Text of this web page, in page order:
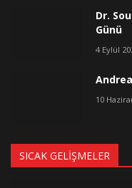
Dr.
Günü
4 Eylül
10
SICAK GELIŞMELER